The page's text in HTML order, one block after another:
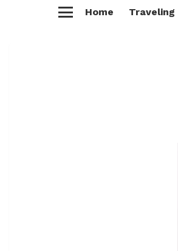
Home Traveling